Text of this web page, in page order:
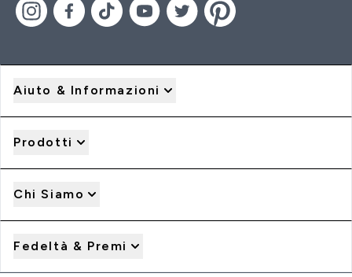
Aiuto & Informazioni
Prodotti
Chi Siamo
Fedeltà & Premi